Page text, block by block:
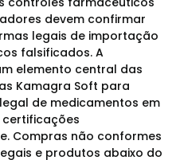
devem confirmar
legais de importação
falsificados. A
elemento central das
Kamagra Soft para
de medicamentos em
certificações
Compras não conformes
e produtos abaixo do